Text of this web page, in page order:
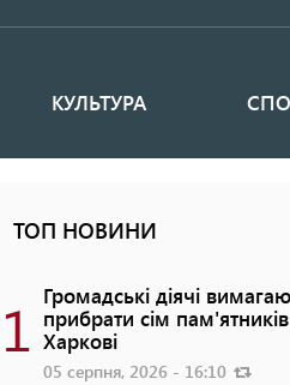
КУЛЬТУРА
ТОП НОВИНИ
1 Громадські діячі
прибрати сім
Харкові
05 серпня, 2026 - 16:10